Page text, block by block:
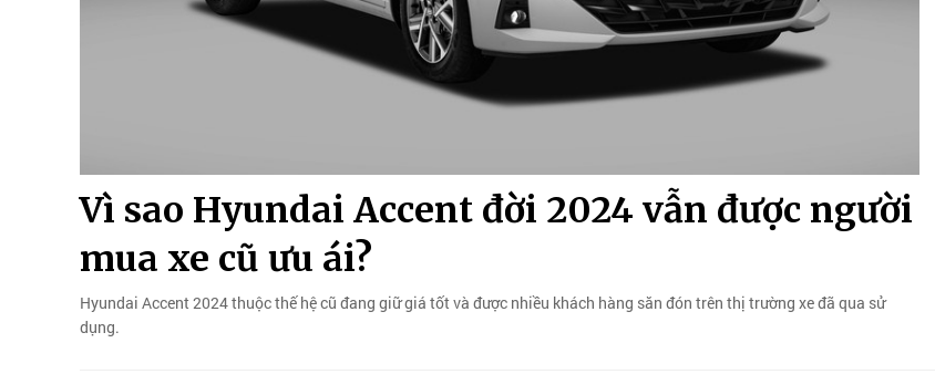
Vì sao Hyundai Accent đời 2024 vẫn được người
mua xe cũ ưu ái?
Hyundai Accent 2024 thuộc thế hệ cũ đang giữ giá tốt và được nhiều khách hàng săn đón trên thị trường xe đã qua sử
dụng.